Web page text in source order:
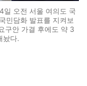
일 오전 서울 여의도 국
민담화 발표를 지켜보
구안 가결 후에도 약 3
놨다.